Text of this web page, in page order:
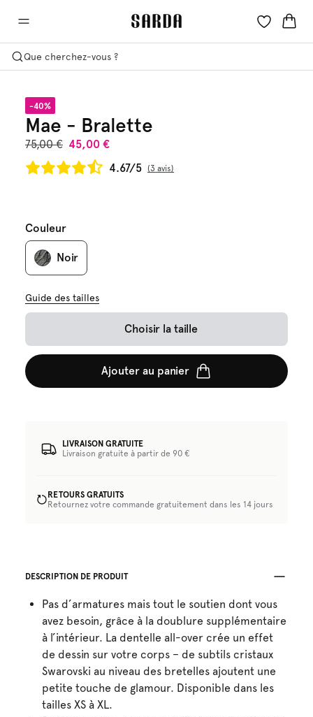
Que cherchez-vous ?
-40%
Mae - Bralette
75,00 € 45,00 €
4.67/5
3 avis
Couleur
Noir
Guide des tailles
Choisir la taille
Ajouter au panier
LIVRAISON GRATUITE
Livraison gratuite à partir de 90 €
RETOURS GRATUITS
Retournez votre commande gratuitement dans les 14 jours
DESCRIPTION DE PRODUIT
Pas d’armatures mais tout le soutien dont vous
avez besoin, grâce à la doublure supplémentaire
à l’intérieur. La dentelle all-over crée un effet
de dessin sur votre corps – de subtils cristaux
Swarovski au niveau des bretelles ajoutent une
petite touche de glamour. Disponible dans les
tailles XS à XL.